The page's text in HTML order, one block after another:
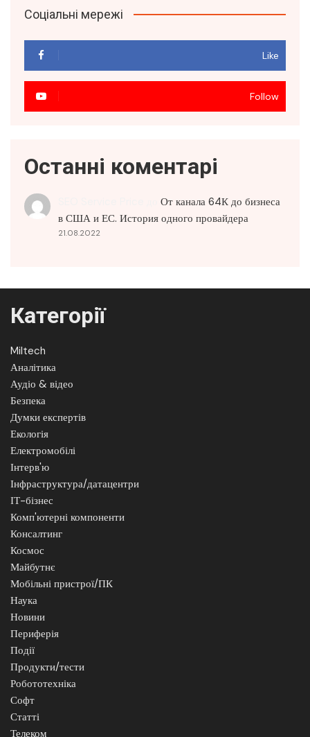
Соціальні мережі
Like
Follow
Останні коментарі
От канала 64К до бизнеса
в США и ЕС. История одного провайдера
21.08.2022
Категорії
Miltech
Аналітика
Аудіо & відео
Безпека
Думки експертів
Екологія
Електромобілі
Інтерв'ю
Інфраструктура/датацентри
ІТ-бізнес
Комп'ютерні компоненти
Консалтинг
Космос
Майбутнє
Мобільні пристрої/ПК
Наука
Новини
Периферія
Події
Продукти/тести
Робототехніка
Софт
Статті
Телеком